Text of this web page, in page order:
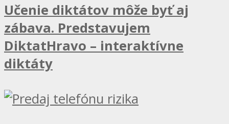
Učenie diktátov môže byť aj
zábava. Predstavujem
DiktatHravo – interaktívne
diktáty